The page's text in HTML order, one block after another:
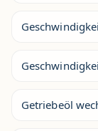
Getriebeöl